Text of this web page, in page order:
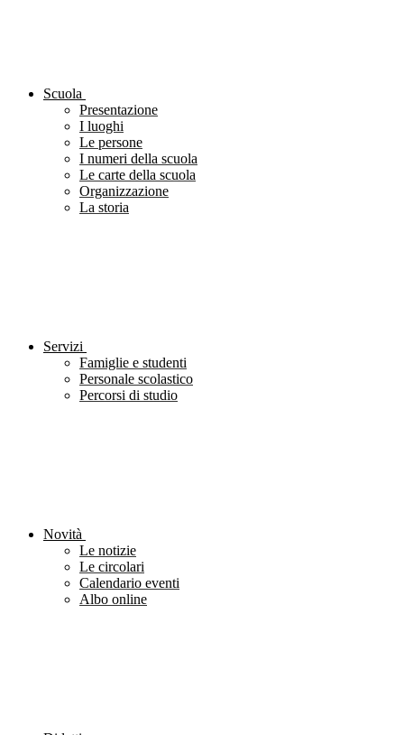
Scuola
Presentazione
I luoghi
Le persone
I numeri della scuola
Le carte della scuola
Organizzazione
La storia
Servizi
Famiglie e studenti
Personale scolastico
Percorsi di studio
Novità
Le notizie
Le circolari
Calendario eventi
Albo online